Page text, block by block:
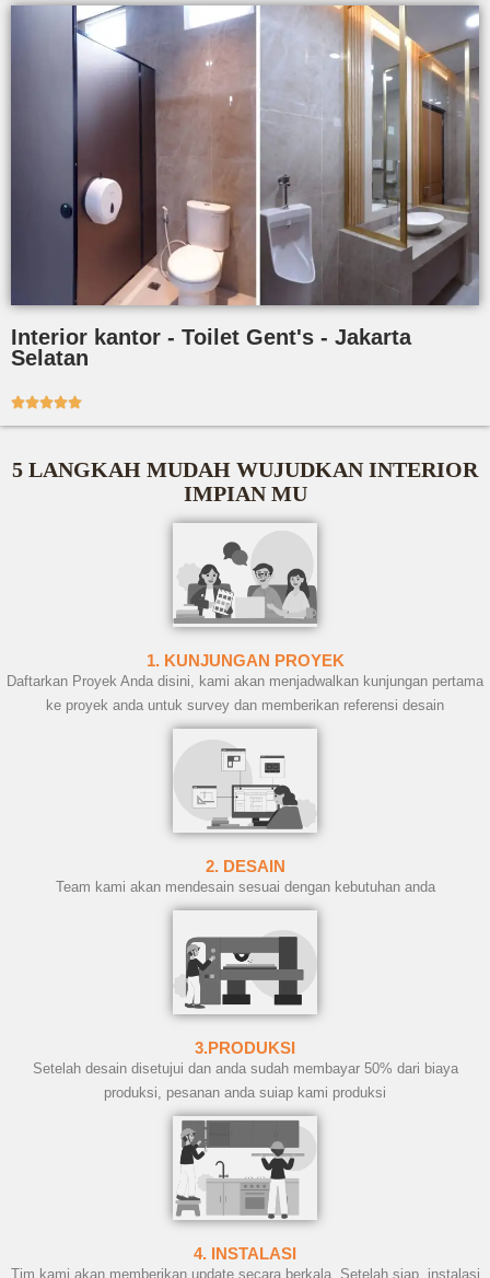
Interior kantor - Toilet Gent's - Jakarta
Selatan

5 LANGKAH MUDAH WUJUDKAN INTERIOR
IMPIAN MU
1. KUNJUNGAN PROYEK
Daftarkan Proyek Anda disini, kami akan menjadwalkan kunjungan pertama
ke proyek anda untuk survey dan memberikan referensi desain
2. DESAIN
Team kami akan mendesain sesuai dengan kebutuhan anda
3.PRODUKSI
Setelah desain disetujui dan anda sudah membayar 50% dari biaya
produksi, pesanan anda suiap kami produksi
4. INSTALASI
Tim kami akan memberikan update secara berkala. Setelah siap, instalasi